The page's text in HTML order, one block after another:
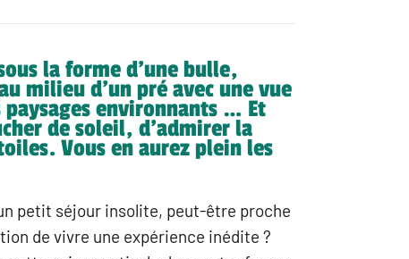
la forme d’une bulle,
milieu d’un pré avec une vue
environnants … Et
de soleil, d’admirer la
Vous en aurez plein les
petit séjour insolite, peut-être proche
de vivre une expérience inédite ?